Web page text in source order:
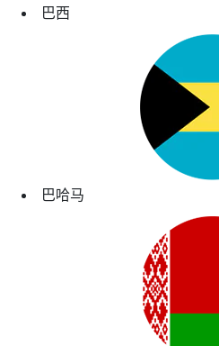
巴西
巴哈马